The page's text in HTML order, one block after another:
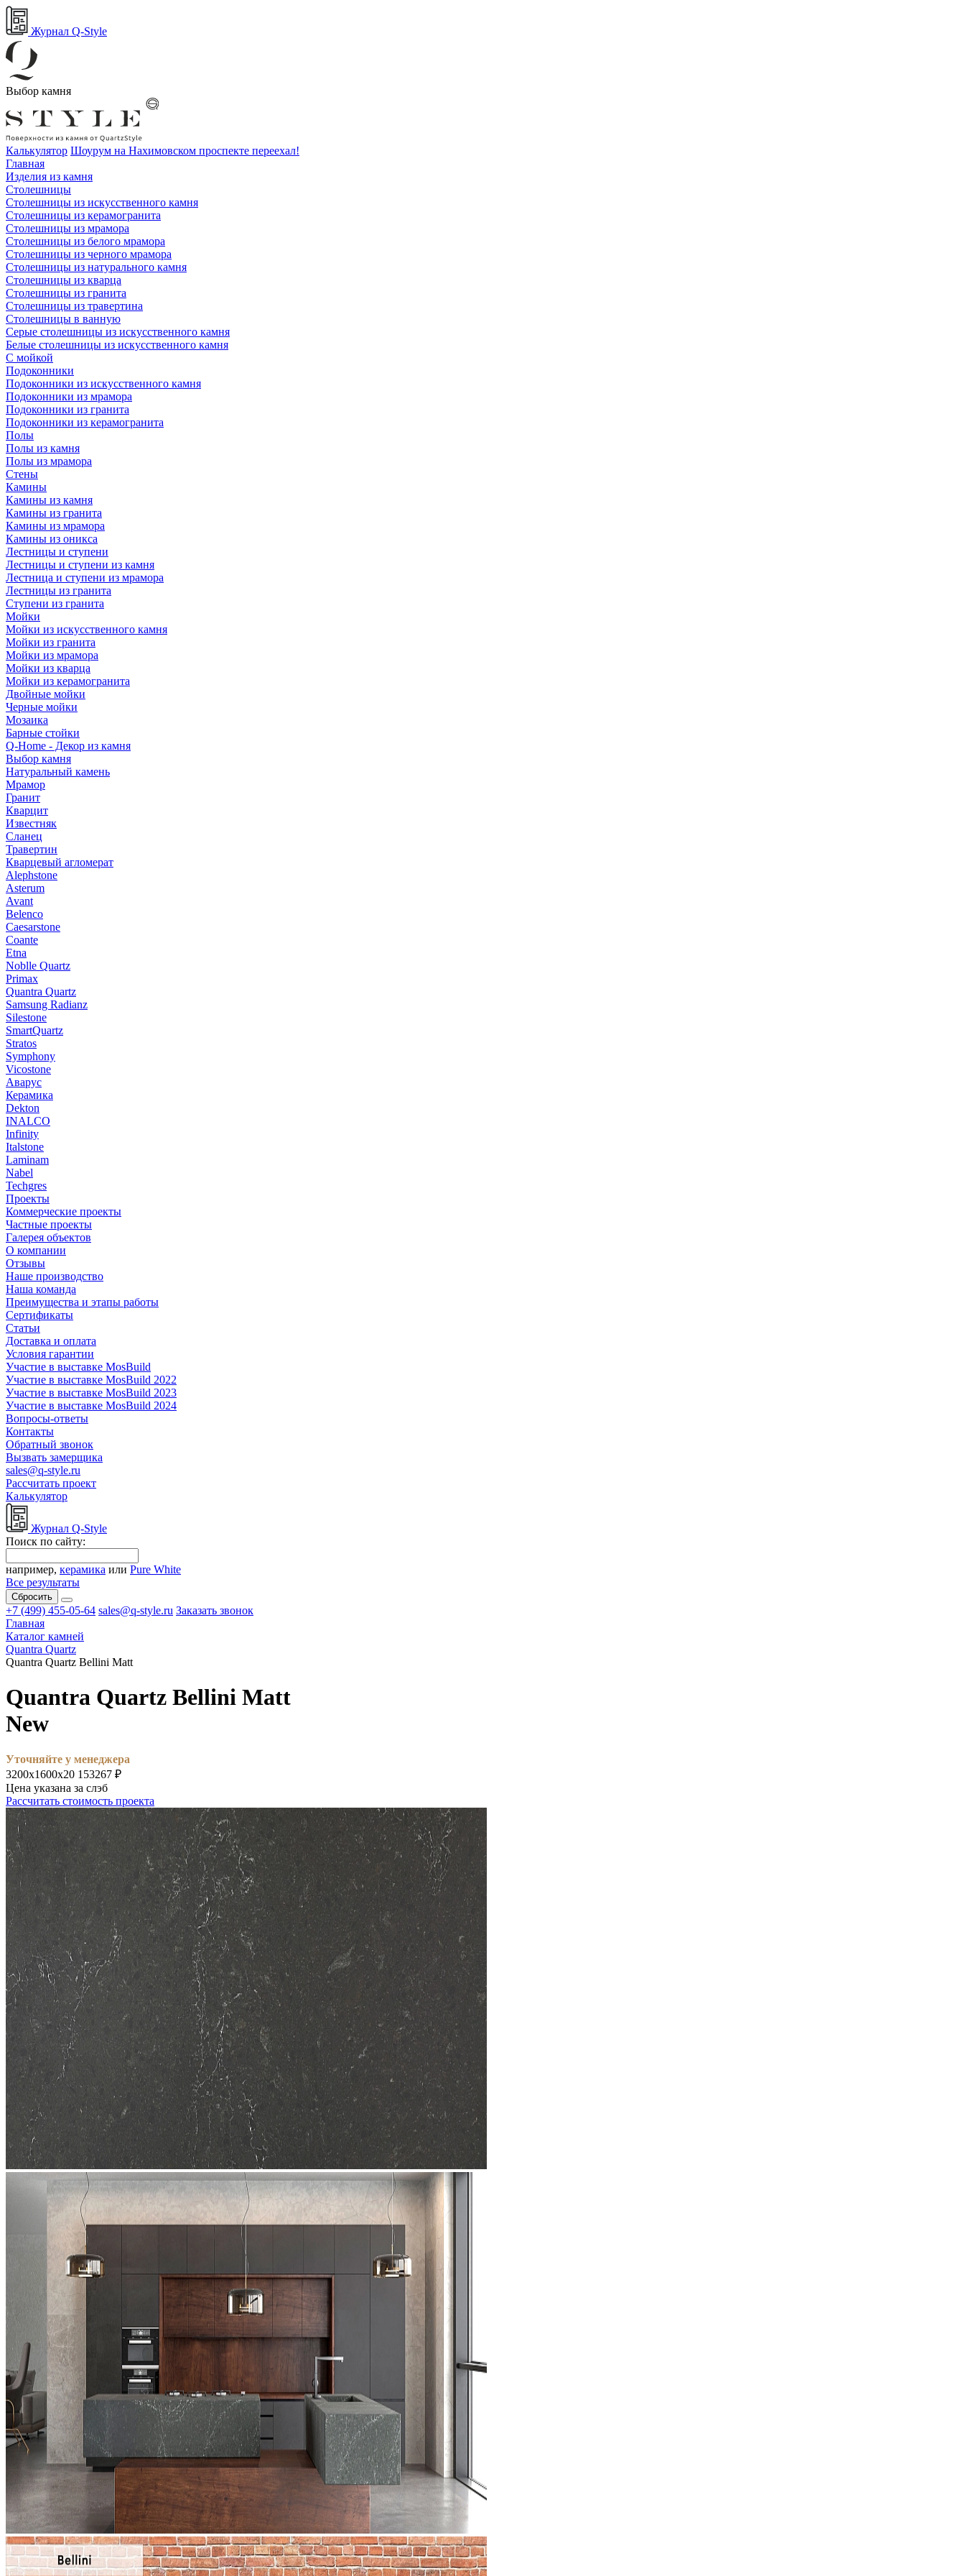
Журнал Q-Style
Выбор камня
Калькулятор Шоурум на Нахимовском проспекте переехал!
Главная
Изделия из камня
Столешницы
Столешницы из искусственного камня
Столешницы из керамогранита
Столешницы из мрамора
Столешницы из белого мрамора
Столешницы из черного мрамора
Столешницы из натурального камня
Столешницы из кварца
Столешницы из гранита
Столешницы из травертина
Столешницы в ванную
Серые столешницы из искусственного камня
Белые столешницы из искусственного камня
С мойкой
Подоконники
Подоконники из искусственного камня
Подоконники из мрамора
Подоконники из гранита
Подоконники из керамогранита
Полы
Полы из камня
Полы из мрамора
Стены
Камины
Камины из камня
Камины из гранита
Камины из мрамора
Камины из оникса
Лестницы и ступени
Лестницы и ступени из камня
Лестница и ступени из мрамора
Лестницы из гранита
Ступени из гранита
Мойки
Мойки из искусственного камня
Мойки из гранита
Мойки из мрамора
Мойки из кварца
Мойки из керамогранита
Двойные мойки
Черные мойки
Мозаика
Барные стойки
Q-Home - Декор из камня
Выбор камня
Натуральный камень
Мрамор
Гранит
Кварцит
Известняк
Сланец
Травертин
Кварцевый агломерат
Alephstone
Asterum
Avant
Belenco
Caesarstone
Coante
Etna
Noblle Quartz
Primax
Quantra Quartz
Samsung Radianz
Silestone
SmartQuartz
Stratos
Symphony
Vicostone
Аварус
Керамика
Dekton
INALCO
Infinity
Italstone
Laminam
Nabel
Techgres
Проекты
Коммерческие проекты
Частные проекты
Галерея объектов
О компании
Отзывы
Наше производство
Наша команда
Преимущества и этапы работы
Сертификаты
Статьи
Доставка и оплата
Условия гарантии
Участие в выставке MosBuild
Участие в выставке MosBuild 2022
Участие в выставке MosBuild 2023
Участие в выставке MosBuild 2024
Вопросы-ответы
Контакты
Обратный звонок
Вызвать замерщика
sales@q-style.ru
Рассчитать проект
Калькулятор
Журнал Q-Style
Поиск по сайту:
например, керамика или Pure White
Все результаты
Сбросить
+7 (499) 455-05-64 sales@q-style.ru Заказать звонок
Главная
Каталог камней
Quantra Quartz
Quantra Quartz Bellini Matt
Quantra Quartz Bellini Matt
New
Уточняйте у менеджера
3200х1600х20 153267 ₽
Цена указана за слэб
Рассчитать стоимость проекта